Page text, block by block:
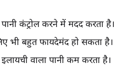
कंट्रोल करने में मदद करता है।
भी बहुत फायदेमंद हो सकता है।
वाला पानी कम करता है।